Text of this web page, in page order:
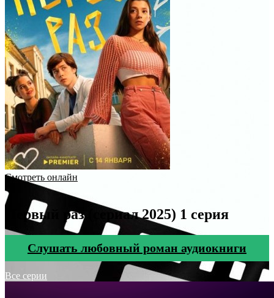
Смотреть онлайн
Первый раз (сериал 2025) 1 серия
Cлушать любовный роман аудиокниги
Все серии